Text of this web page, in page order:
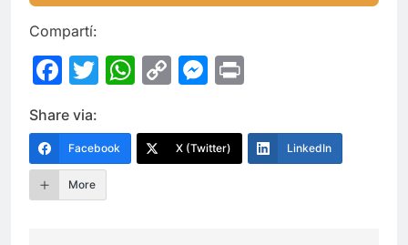
Compartí:
Facebook
Twitter
WhatsApp
CopyMessenger
Share via:
Facebook X (Twitter) LinkedIn
More